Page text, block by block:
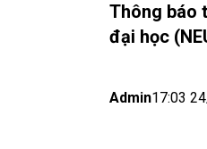
Thông báo
đại học
Admin17:03